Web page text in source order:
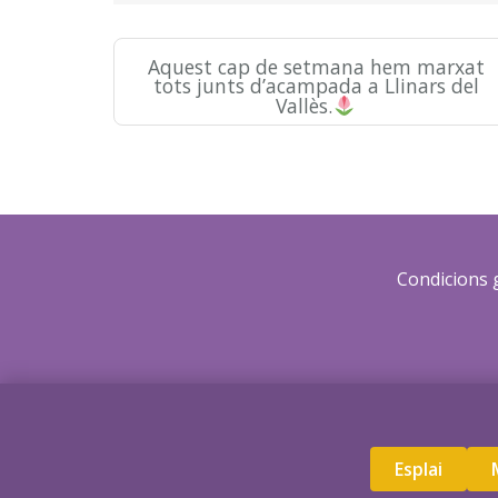
Aquest cap de setmana hem marxat
tots junts d’acampada a Llinars del
Vallès.
Condicions
Esplai